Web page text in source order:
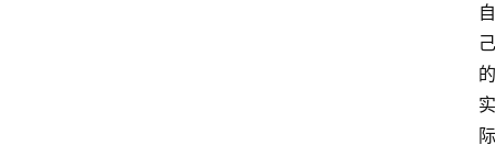
自
己
的
实
际